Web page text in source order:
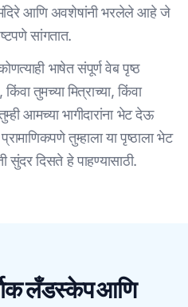
आणि अवशेषांनी भरलेले आहे जे
सांगतात.
भाषेत संपूर्ण वेब पृष्ठ
तुमच्या मित्राच्या, किंवा
आमच्या भागीदारांना भेट देऊ
तुम्हाला या पृष्ठाला भेट
सुंदर दिसते हे पाहण्यासाठी.
लँडस्केप आणि